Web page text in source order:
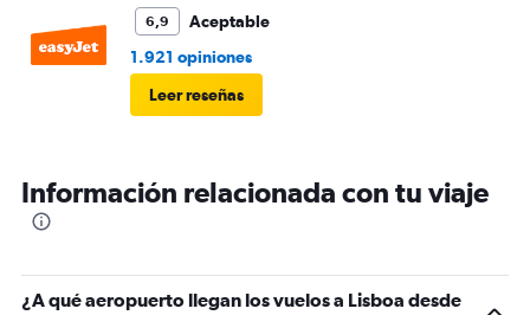
6,9
Aceptable
1.921 opiniones
Leer reseñas
Información relacionada con tu viaje
¿A qué aeropuerto llegan los vuelos a Lisboa desde